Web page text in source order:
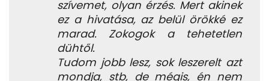
szívemet, olyan érzés. Mert akinek
ez a hivatása, az belül örökké ez
marad. Zokogok a tehetetlen
dühtől.
Tudom jobb lesz, sok leszerelt azt
mondja, stb, de mégis, én nem